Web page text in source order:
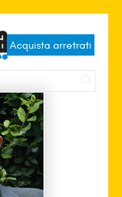
Acquista arretrati